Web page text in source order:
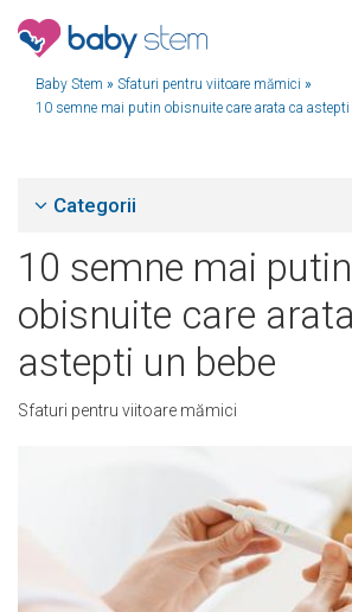
Baby Stem » Sfaturi pentru viitoare mămici »
10 semne mai putin obisnuite care arata ca astepti
Categorii
10 semne mai putin
obisnuite care
astepti un bebe
Sfaturi pentru viitoare mămici